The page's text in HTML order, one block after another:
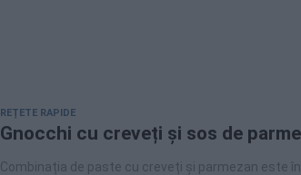
REȚETE RAPIDE
Gnocchi cu creveți și sos de
Combinația de paste cu creveți și parmezan este